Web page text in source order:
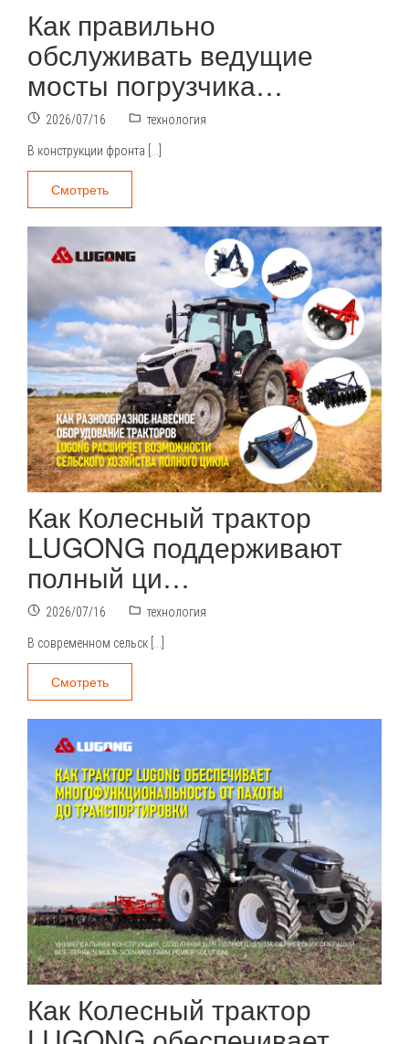
Как правильно
обслуживать ведущие
мосты погрузчика…
2026/07/16 технология
В конструкции фронта […]
Смотреть
Как Колесный трактор
LUGONG поддерживают
полный ци…
2026/07/16 технология
В современном сельск […]
Смотреть
Как Колесный трактор